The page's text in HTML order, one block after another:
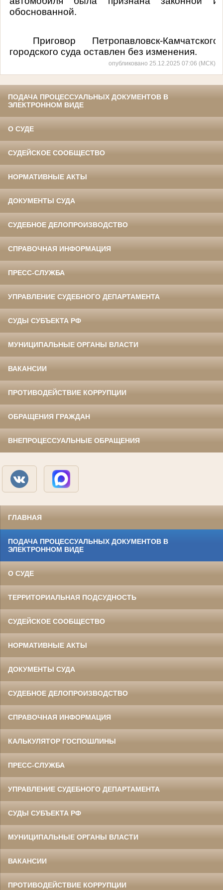
обоснованной.
Приговор Петропавловск-Камчатского
городского суда оставлен без изменения.
опубликовано 25.12.2025 07:06 (МСК)
ПОДАЧА ПРОЦЕССУАЛЬНЫХ ДОКУМЕНТОВ В
ЭЛЕКТРОННОМ ВИДЕ
О СУДЕ
СУДЕЙСКОЕ СООБЩЕСТВО
НОРМАТИВНЫЕ АКТЫ
ДОКУМЕНТЫ СУДА
СУДЕБНОЕ ДЕЛОПРОИЗВОДСТВО
СПРАВОЧНАЯ ИНФОРМАЦИЯ
ПРЕСС-СЛУЖБА
УПРАВЛЕНИЕ СУДЕБНОГО ДЕПАРТАМЕНТА
СУДЫ СУБЪЕКТА РФ
МУНИЦИПАЛЬНЫЕ ОРГАНЫ ВЛАСТИ
ВАКАНСИИ
ПРОТИВОДЕЙСТВИЕ КОРРУПЦИИ
ОБРАЩЕНИЯ ГРАЖДАН
ВНЕПРОЦЕССУАЛЬНЫЕ ОБРАЩЕНИЯ
ГЛАВНАЯ
ПОДАЧА ПРОЦЕССУАЛЬНЫХ ДОКУМЕНТОВ В
ЭЛЕКТРОННОМ ВИДЕ
О СУДЕ
ТЕРРИТОРИАЛЬНАЯ ПОДСУДНОСТЬ
СУДЕЙСКОЕ СООБЩЕСТВО
НОРМАТИВНЫЕ АКТЫ
ДОКУМЕНТЫ СУДА
СУДЕБНОЕ ДЕЛОПРОИЗВОДСТВО
СПРАВОЧНАЯ ИНФОРМАЦИЯ
КАЛЬКУЛЯТОР ГОСПОШЛИНЫ
ПРЕСС-СЛУЖБА
УПРАВЛЕНИЕ СУДЕБНОГО ДЕПАРТАМЕНТА
СУДЫ СУБЪЕКТА РФ
МУНИЦИПАЛЬНЫЕ ОРГАНЫ ВЛАСТИ
ВАКАНСИИ
ПРОТИВОДЕЙСТВИЕ КОРРУПЦИИ